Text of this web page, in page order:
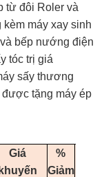
từ đôi Roler và
máy xay sinh
bếp nướng điện
tóc trị giá
sấy thương
tặng máy ép
Giá
khuyến
%
Giảm